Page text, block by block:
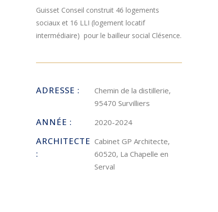
Guisset Conseil construit 46 logements
sociaux et 16 LLI (logement locatif
intermédiaire) pour le bailleur social Clésence.
ADRESSE :
Chemin de la distillerie,
95470 Survilliers
ANNÉE : 2020-2024
ARCHITECTE
:
Cabinet GP Architecte,
60520, La Chapelle en
Serval